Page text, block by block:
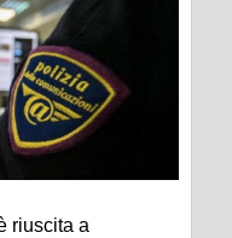
riuscita a